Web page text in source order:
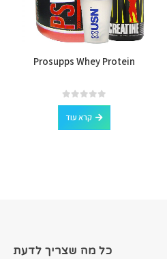
Prosupps Whey Protein
0
out of 5
קרא עוד
כל מה שצריך לדעת